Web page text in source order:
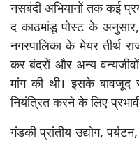
नसबंदी अभियानों तक कई
द काठमांडू पोस्ट के
नगरपालिका के मेयर तीर्थ
कर बंदरों और अन्य
मांग की थी। इसके
नियंत्रित करने के लिए
गंडकी प्रांतीय उद्योग,